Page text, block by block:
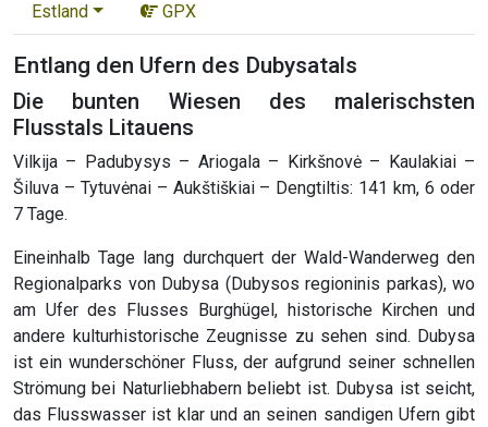
Estland GPX
Entlang den Ufern des Dubysatals
Die bunten Wiesen des malerischsten
Flusstals Litauens
Vilkija – Padubysys – Ariogala – Kirkšnovė – Kaulakiai –
Šiluva – Tytuvėnai – Aukštiškiai – Dengtiltis: 141 km, 6 oder
7 Tage.
Eineinhalb Tage lang durchquert der Wald-Wanderweg den
Regionalparks von Dubysa (Dubysos regioninis parkas), wo
am Ufer des Flusses Burghügel, historische Kirchen und
andere kulturhistorische Zeugnisse zu sehen sind. Dubysa
ist ein wunderschöner Fluss, der aufgrund seiner schnellen
Strömung bei Naturliebhabern beliebt ist. Dubysa ist seicht,
das Flusswasser ist klar und an seinen sandigen Ufern gibt